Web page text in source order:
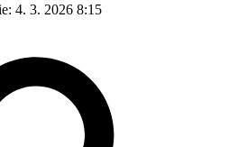
4. 3. 2026 8:15